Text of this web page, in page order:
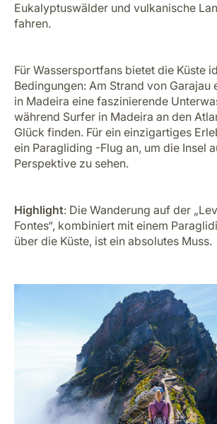
Eukalyptuswälder und vulkanische
fahren.
Für Wassersportfans bietet die Küste
Bedingungen: Am Strand von Garajau
in Madeira eine faszinierende
während Surfer in Madeira an den
Glück finden. Für ein einzigartiges
ein Paragliding -Flug an, um die Insel
Perspektive zu sehen.
Highlight: Die Wanderung auf der
Fontes“, kombiniert mit einem
über die Küste, ist ein absolutes Muss.